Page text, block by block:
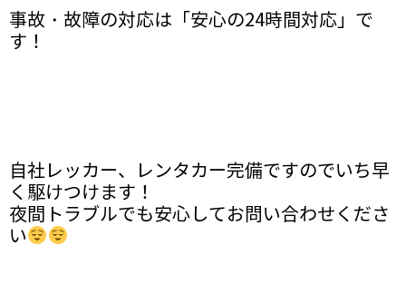
事故・故障の対応は「安心の24時間対応」で
す！
自社レッカー、レンタカー完備ですのでいち早
く駆けつけます！
夜間トラブルでも安心してお問い合わせくださ
い